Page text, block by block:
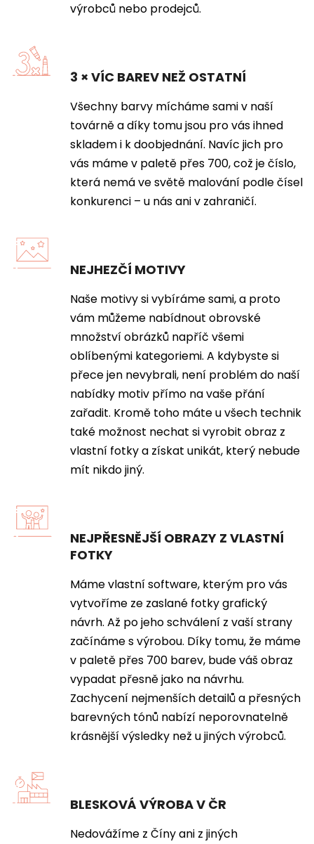
výrobců nebo prodejců.
3 × VÍC BAREV NEŽ OSTATNÍ
Všechny barvy mícháme sami v naší
továrně a díky tomu jsou pro vás ihned
skladem i k doobjednání. Navíc jich pro
vás máme v paletě přes 700, což je číslo,
která nemá ve světě malování podle čísel
konkurenci – u nás ani v zahraničí.
NEJHEZČÍ MOTIVY
Naše motivy si vybíráme sami, a proto
vám můžeme nabídnout obrovské
množství obrázků napříč všemi
oblíbenými kategoriemi. A kdybyste si
přece jen nevybrali, není problém do naší
nabídky motiv přímo na vaše přání
zařadit. Kromě toho máte u všech technik
také možnost nechat si vyrobit obraz z
vlastní fotky a získat unikát, který nebude
mít nikdo jiný.
NEJPŘESNĚJŠÍ OBRAZY Z VLASTNÍ
FOTKY
Máme vlastní software, kterým pro vás
vytvoříme ze zaslané fotky grafický
návrh. Až po jeho schválení z vaší strany
začínáme s výrobou. Díky tomu, že máme
v paletě přes 700 barev, bude váš obraz
vypadat přesně jako na návrhu.
Zachycení nejmenších detailů a přesných
barevných tónů nabízí neporovnatelně
krásnější výsledky než u jiných výrobců.
BLESKOVÁ VÝROBA V ČR
Nedovážíme z Číny ani z jiných